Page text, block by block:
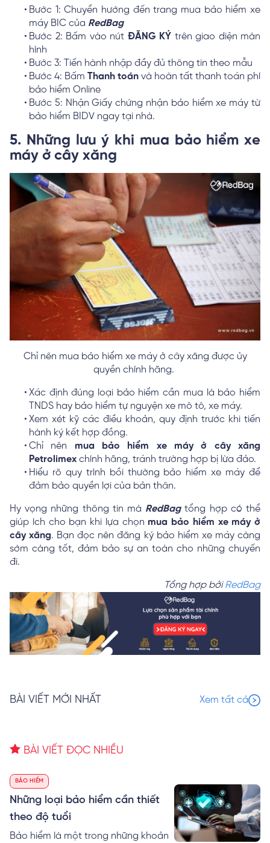
Bước 1: Chuyển hướng đến trang mua bảo hiểm xe
máy BIC của RedBag
Bước 2: Bấm vào nút ĐĂNG KÝ trên giao diện màn
hình
Bước 3: Tiến hành nhập đầy đủ thông tin theo mẫu
Bước 4: Bấm Thanh toán và hoàn tất thanh toán phí
bảo hiểm Online
Bước 5: Nhận Giấy chứng nhận bảo hiểm xe máy từ
bảo hiểm BIDV ngay tại nhà.
5. Những lưu ý khi mua bảo hiểm xe
máy ở cây xăng
Chỉ nên mua bảo hiểm xe máy ở cây xăng được ủy
quyền chính hãng.
Xác định đúng loại bảo hiểm cần mua là bảo hiểm
TNDS hay bảo hiểm tự nguyện xe mô tô, xe máy.
Xem xét kỹ các điều khoản, quy định trước khi tiến
hành ký kết hợp đồng.
Chỉ nên mua bảo hiểm xe máy ở cây xăng
Petrolimex chính hãng, tránh trường hợp bị lừa đảo.
Hiểu rõ quy trình bồi thường bảo hiểm xe máy để
đảm bảo quyền lợi của bản thân.
Hy vọng những thông tin mà RedBagtổng hợp có thể
giúp ích cho bạn khi lựa chọn mua bảo hiểm xe máy ở
cây xăng. Bạn đọc nên đăng ký bảo hiểm xe máy càng
sớm càng tốt, đảm bảo sự an toàn cho những chuyến
đi.
Tổng hợp bởiRedBag
BÀI VIẾT MỚI NHẤT Xem tất cả
BÀI VIẾT ĐỌC NHIỀU
BẢO HIỂM
Những loại bảo hiểm cần thiết
theo độ tuổi
Bảo hiểm là một trong những khoản